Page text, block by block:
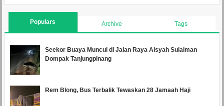
Populars Archive Tags
Seekor Buaya Muncul di Jalan Raya Aisyah Sulaiman
Dompak Tanjungpinang
Rem Blong, Bus Terbalik Tewaskan 28 Jamaah Haji